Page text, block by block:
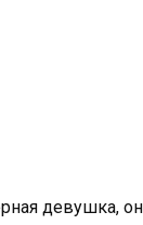
девушка,